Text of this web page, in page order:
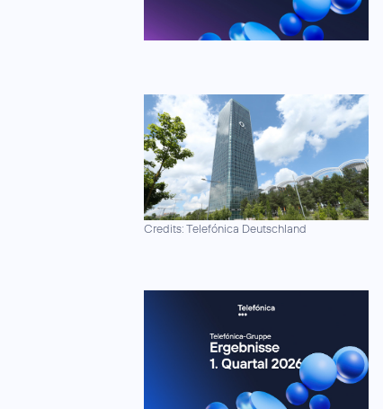
Credits: Telefónica Deutschland